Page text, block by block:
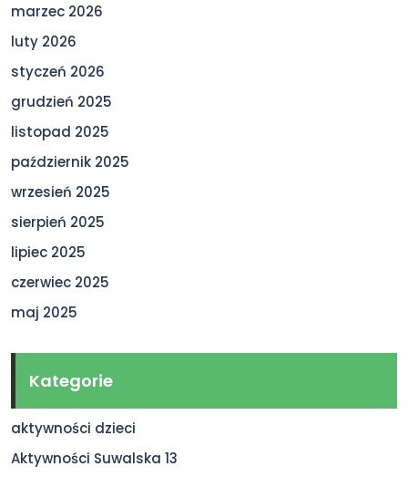
marzec 2026
luty 2026
styczeń 2026
grudzień 2025
listopad 2025
październik 2025
wrzesień 2025
sierpień 2025
lipiec 2025
czerwiec 2025
maj 2025
Kategorie
aktywności dzieci
Aktywności Suwalska 13